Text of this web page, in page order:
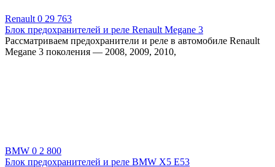
Renault 0 29 763
Блок предохранителей и реле Renault Megane 3
Рассматриваем предохранители и реле в автомобиле Renault
Megane 3 поколения — 2008, 2009, 2010,
BMW 0 2 800
Блок предохранителей и реле BMW X5 E53